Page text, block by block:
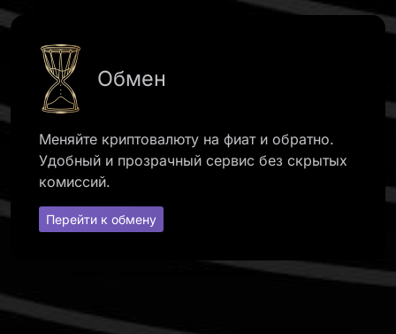
Обмен
Меняйте криптовалюту на фиат и обратно.
Удобный и прозрачный сервис без скрытых
комиссий.
Перейти к обмену